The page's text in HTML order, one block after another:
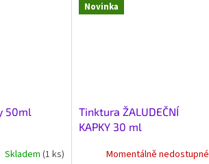
50ml
Skladem (1 ks)
Novinka
Tinktura ŽALUDEČNÍ
KAPKY 30 ml
Momentálně nedostupné